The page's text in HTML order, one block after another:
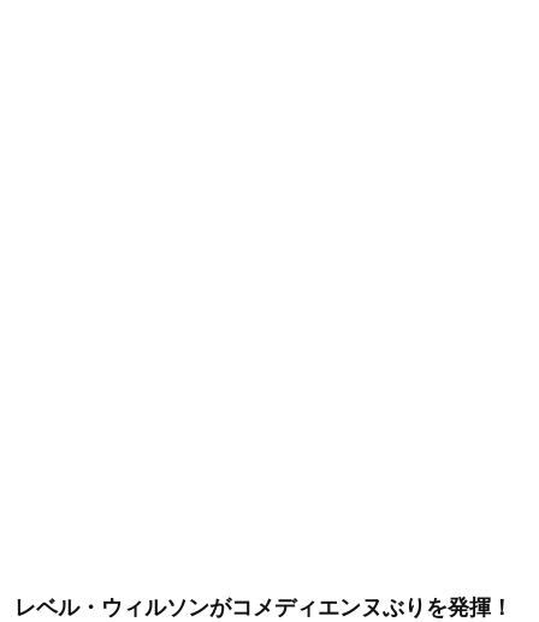
レベル・ウィルソンがコメディエンヌぶりを発揮！